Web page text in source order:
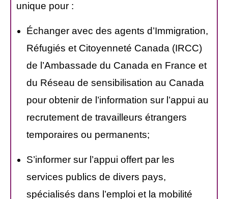
unique pour :
Échanger avec des agents d’Immigration,
Réfugiés et Citoyenneté Canada (IRCC)
de l’Ambassade du Canada en France et
du Réseau de sensibilisation au Canada
pour obtenir de l’information sur l’appui au
recrutement de travailleurs étrangers
temporaires ou permanents;
S’informer sur l’appui offert par les
services publics de divers pays,
spécialisés dans l’emploi et la mobilité